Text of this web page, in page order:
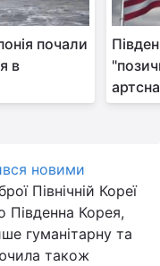
почали
в
новими
Північній Кореї
Південна Корея,
гуманітарну та
також